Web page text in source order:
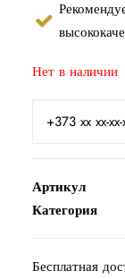
Нет в наличии
Артикул
Категория
Бесплатная